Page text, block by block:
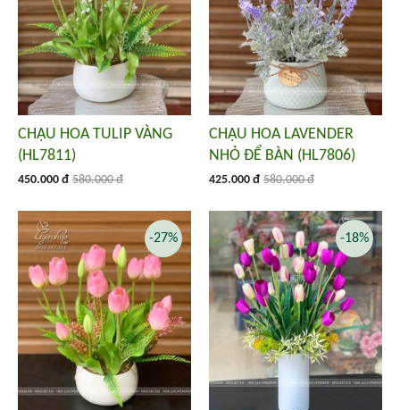
CHẬU HOA TULIP VÀNG
(HL7811)
450.000 đ 580.000 đ
CHẬU HOA LAVENDER
NHỎ ĐỂ BÀN (HL7806)
425.000 đ 580.000 đ
-27% -18%